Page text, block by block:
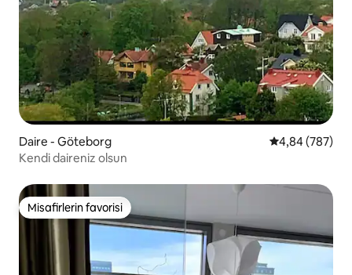
Daire - Göteborg 5 üzerinden
4,84 (787)
Kendi daireniz olsun
Misafirlerin favorisi
Misafirlerin favorisi